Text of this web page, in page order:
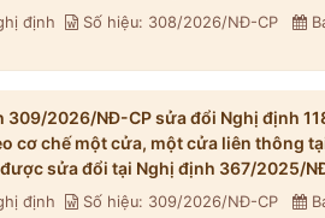
định Số hiệu: 308/2026/NĐ-CP
309/2026/NĐ-CP sửa đổi Nghị định
cơ chế một cửa, một cửa liên thông
sửa đổi tại Nghị định 367/2025/
định Số hiệu: 309/2026/NĐ-CP